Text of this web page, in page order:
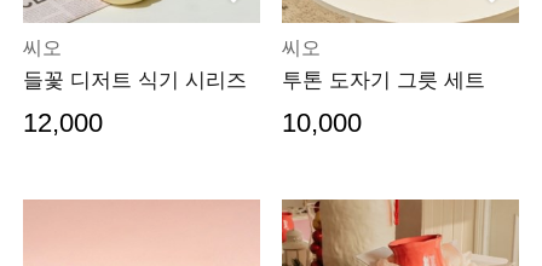
씨오
들꽃 디저트 식기 시리즈
12,000
씨오
투톤 도자기 그릇 세트
10,000